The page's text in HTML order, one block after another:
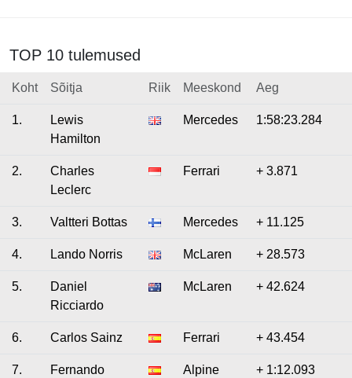
TOP 10 tulemused
Koht Sõitja Riik Meeskond Aeg
1.
Lewis
Hamilton
Mercedes 1:58:23.284
2.
Charles
Leclerc
Ferrari + 3.871
3. Valtteri Bottas Mercedes + 11.125
4. Lando Norris McLaren + 28.573
5.
Daniel
Ricciardo
McLaren + 42.624
6. Carlos Sainz Ferrari + 43.454
7.
Fernando
Alpine + 1:12.093